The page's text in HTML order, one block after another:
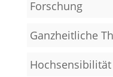
Forschung
Ganzheitliche
Hochsensibilität